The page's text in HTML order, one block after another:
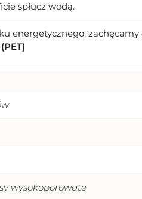
spłucz wodą.
wysokoporowate